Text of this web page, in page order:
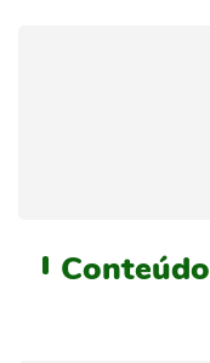
Conteúdo